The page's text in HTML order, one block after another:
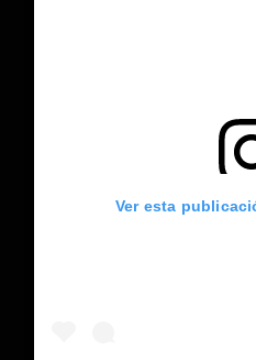
Ver esta